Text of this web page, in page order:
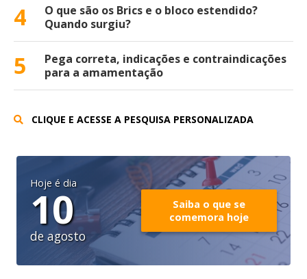
4
O que são os Brics e o bloco estendido?
Quando surgiu?
5
Pega correta, indicações e contraindicações
para a amamentação
CLIQUE E ACESSE A PESQUISA PERSONALIZADA
Hoje é dia
10
de agosto
Saiba o que se
comemora hoje